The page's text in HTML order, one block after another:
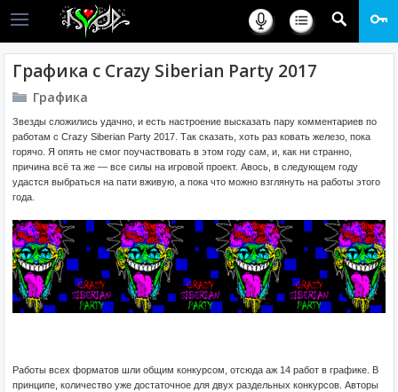
Графика с Crazy Siberian Party 2017
Графика
Звезды сложились удачно, и есть настроение высказать пару комментариев по
работам с Crazy Siberian Party 2017. Так сказать, хоть раз ковать железо, пока
горячо. Я опять не смог поучаствовать в этом году сам, и, как ни странно,
причина всё та же — все силы на игровой проект. Авось, в следующем году
удастся выбраться на пати вживую, а пока что можно взглянуть на работы этого
года.
Работы всех форматов шли общим конкурсом, отсюда аж 14 работ в графике. В
принципе, количество уже достаточное для двух раздельных конкурсов. Авторы